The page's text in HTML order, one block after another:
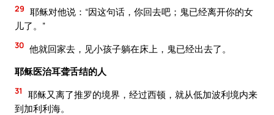
29 耶稣对他说：“因这句话，你回去吧；鬼已经离开你的女
儿了。”
30 他就回家去，见小孩子躺在床上，鬼已经出去了。
耶稣医治耳聋舌结的人
31
耶稣又离了推罗的境界，经过西顿，就从低加波利境内来
到加利利海。